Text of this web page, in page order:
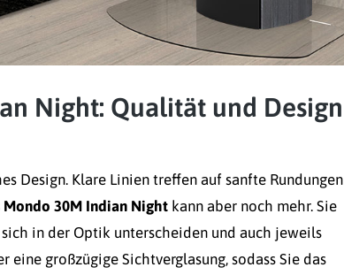
Night: Qualität und Design
Design. Klare Linien treffen auf sanfte Rundungen
30M Indian Night kann aber noch mehr. Sie
in der Optik unterscheiden und auch jeweils
eine großzügige Sichtverglasung, sodass Sie das